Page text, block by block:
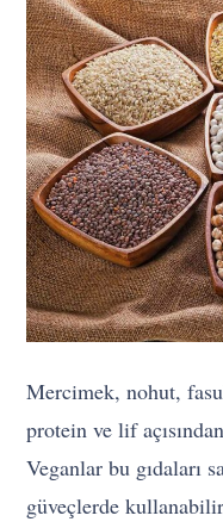
Mercimek, nohut,
protein ve lif
Veganlar bu gıdaları
güveçlerde